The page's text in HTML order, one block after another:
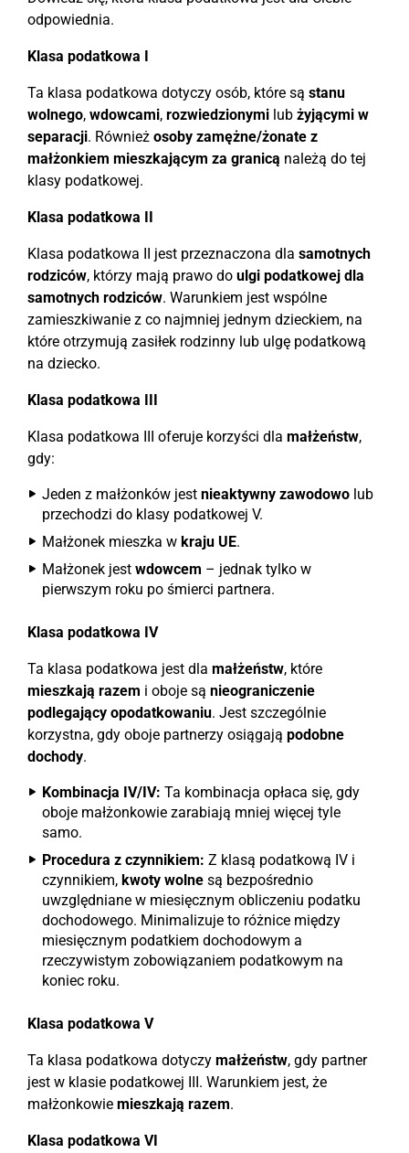
odpowiednia.
Klasa podatkowa I
Ta klasa podatkowa dotyczy osób, które są stanu
wolnego, wdowcami, rozwiedzionymi lub żyjącymi w
separacji. Również osoby zamężne/żonate z
małżonkiem mieszkającym za granicą należą do tej
klasy podatkowej.
Klasa podatkowa II
Klasa podatkowa II jest przeznaczona dla samotnych
rodziców, którzy mają prawo do ulgi podatkowej dla
samotnych rodziców. Warunkiem jest wspólne
zamieszkiwanie z co najmniej jednym dzieckiem, na
które otrzymują zasiłek rodzinny lub ulgę podatkową
na dziecko.
Klasa podatkowa III
Klasa podatkowa III oferuje korzyści dla małżeństw,
gdy:
Jeden z małżonków jest nieaktywny zawodowo lub
przechodzi do klasy podatkowej V.
Małżonek mieszka w kraju UE.
Małżonek jest wdowcem – jednak tylko w
pierwszym roku po śmierci partnera.
Klasa podatkowa IV
Ta klasa podatkowa jest dla małżeństw, które
mieszkają razem i oboje są nieograniczenie
podlegający opodatkowaniu. Jest szczególnie
korzystna, gdy oboje partnerzy osiągają podobne
dochody.
Kombinacja IV/IV: Ta kombinacja opłaca się, gdy
oboje małżonkowie zarabiają mniej więcej tyle
samo.
Procedura z czynnikiem: Z klasą podatkową IV i
czynnikiem, kwoty wolne są bezpośrednio
uwzględniane w miesięcznym obliczeniu podatku
dochodowego. Minimalizuje to różnice między
miesięcznym podatkiem dochodowym a
rzeczywistym zobowiązaniem podatkowym na
koniec roku.
Klasa podatkowa V
Ta klasa podatkowa dotyczy małżeństw, gdy partner
jest w klasie podatkowej III. Warunkiem jest, że
małżonkowie mieszkają razem.
Klasa podatkowa VI